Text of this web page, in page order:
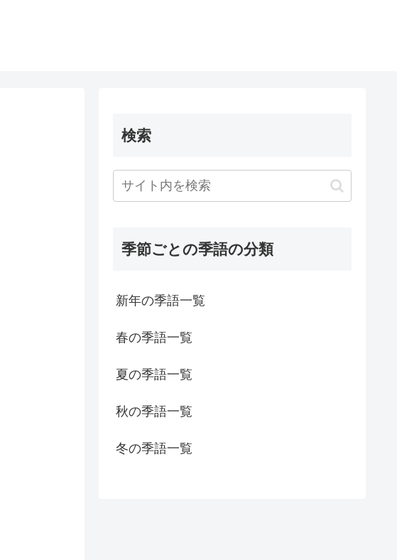
検索
季節ごとの季語の分類
新年の季語一覧
春の季語一覧
夏の季語一覧
秋の季語一覧
冬の季語一覧